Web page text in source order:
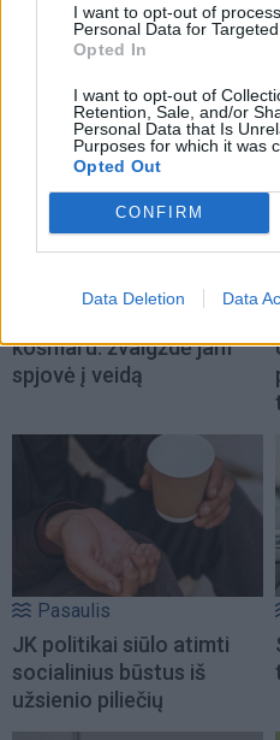
I want to opt-out of
Personal Data for Targeted
Opted In
I want to opt-out of
Retention, Sale, and/or
Personal Data that Is
Purposes for which it was
Opted Out
CONFIRM
Data Deletion Data
TAIP PAT
Pasaulis
Pirmasis susitikimas su
košmaru: žvaigždė jam
spjovė į veidą
Pasaulis
JK politikai siūlo atimti
socialinius būstus iš
užsienio piliečių